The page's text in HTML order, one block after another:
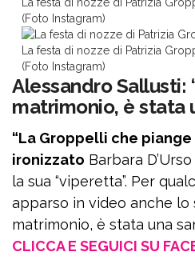
(Foto Instagram)
La festa di nozze di Patrizia
(Foto Instagram)
Alessandro Sallusti:
matrimonio, è stata
“La Groppelli che piange
ironizzato Barbara
la sua “viperetta”. Per
apparso in video anche lo
matrimonio, è stata una
CLICCA E SEGUICI SU